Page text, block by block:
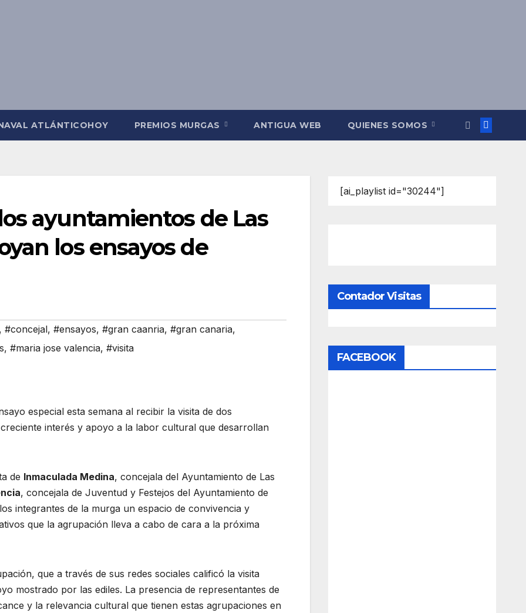
ATLÁNTICOHOY PREMIOS MURGAS ANTIGUA WEB QUIENES SOMOS
ayuntamientos de Las
los ensayos de
, #concejal, #ensayos, #gran caanria, #gran canaria,
, #maria jose valencia, #visita
especial esta semana al recibir la visita de dos
interés y apoyo a la labor cultural que desarrollan
de Inmaculada Medina, concejala del Ayuntamiento de Las
, concejala de Juventud y Festejos del Ayuntamiento de
integrantes de la murga un espacio de convivencia y
que la agrupación lleva a cabo de cara a la próxima
que a través de sus redes sociales calificó la visita
mostrado por las ediles. La presencia de representantes de
y la relevancia cultural que tienen estas agrupaciones en
[ai_playlist id="30244"]
Contador Visitas
FACEBOOK